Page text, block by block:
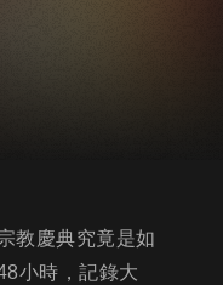
教慶典究竟是如
小時，記錄大